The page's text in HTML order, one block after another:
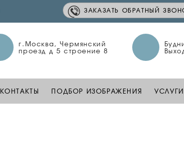
г.Москва, Чермянский
проезд д 5 строение 8
ЗАКАЗАТЬ ОБРАТНЫЙ
КОНТАКТЫ ПОДБОР ИЗОБРАЖЕНИЯ УСЛУГИ